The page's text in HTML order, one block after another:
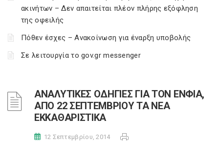
ακινήτων – Δεν απαιτείται πλέον πλήρης εξόφληση
της οφειλής
Πόθεν έσχες – Ανακοίνωση για έναρξη υποβολής
Σε λειτουργία το gov.gr messenger
ΑΝΑΛΥΤΙΚΕΣ ΟΔΗΓΙΕΣ ΓΙΑ ΤΟΝ ΕΝΦΙΑ,
ΑΠΟ 22 ΣΕΠΤΕΜΒΡΙΟΥ ΤΑ ΝΕΑ
ΕΚΚΑΘΑΡΙΣΤΙΚΑ
12 Σεπτεμβρίου, 2014